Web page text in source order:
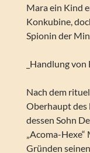
Mara ein Kind
Konkubine,
Spionin der
_Handlung von
Nach dem
Oberhaupt des
dessen Sohn
„Acoma-
Gründen